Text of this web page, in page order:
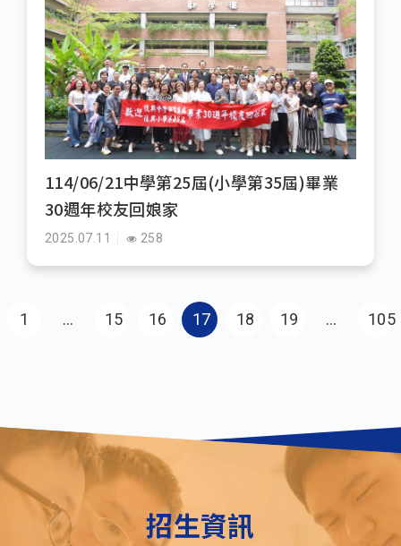
114/06/21中學第25屆(小學第35屆)畢業
30週年校友回娘家
2025.07.11 258
Pagination
1 First page
… 15 16 17 18 19 …
105
招生資訊